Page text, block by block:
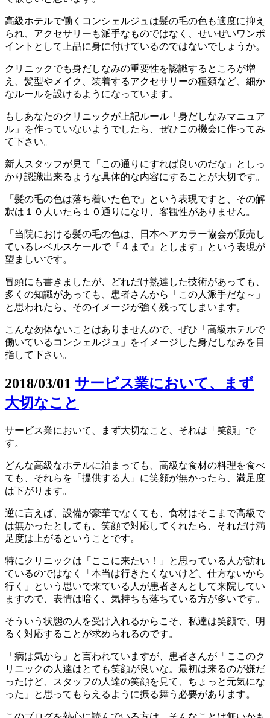
高級ホテルで働くコンシェルジュは髪の毛の色も適度に抑え
られ、アクセサリーも派手なものではなく、せいぜいワンポ
イントとして上品に身に付けているのではないでしょうか。
クリニックでも身だしなみの重要性を認識するところが増
え、髪型やメイク、装着するアクセサリーの種類など、細か
なルールを設けるようになっています。
もしあなたのクリニックが上記ルール「身だしなみマニュア
ル」を作っていないようでしたら、ぜひこの機会に作ってみ
て下さい。
新人スタッフが見て「この通りにすれば良いのだな」としっ
かり認識出来るような具体的な内容にすることが大切です。
「髪の毛の色は落ち着いた色で」という表現ですと、その解
釈は１０人いたら１０通りになり、客観性がありません。
「当院における髪の毛の色は、日本ヘアカラー協会が販売し
ているレベルスケールで『４まで』とします」という表現が
望ましいです。
冒頭にも書きましたが、どれだけ熟達した技術があっても、
多くの知識があっても、患者さんから「この人派手だな～」
と思われたら、そのイメージが強く残ってしまいます。
こんな勿体ないことはありませんので、ぜひ「高級ホテルで
働いているコンシェルジュ」をイメージした身だしなみを目
指して下さい。
2018/03/01 サービス業において、まず
大切なこと
サービス業において、まず大切なこと、それは「笑顔」で
す。
どんな高級なホテルに泊まっても、高級な食材の料理を食べ
ても、それらを「提供する人」に笑顔が無かったら、満足度
は下がります。
逆に言えば、設備が豪華でなくても、食材はそこまで高級で
は無かったとしても、笑顔で対応してくれたら、それだけ満
足度は上がるということです。
特にクリニックは「ここに来たい！」と思っている人が訪れ
ているのではなく「本当は行きたくないけど、仕方ないから
行く」という思いで来ている人が患者さんとして来院してい
ますので、表情は暗く、気持ちも落ちている方が多いです。
そういう状態の人を受け入れるからこそ、私達は笑顔で、明
るく対応することが求められるのです。
「病は気から」と言われていますが、患者さんが「ここのク
リニックの人達はとても笑顔が良いな。最初は来るのが嫌だ
ったけど、スタッフの人達の笑顔を見て、ちょっと元気にな
った」と思ってもらえるように振る舞う必要があります。